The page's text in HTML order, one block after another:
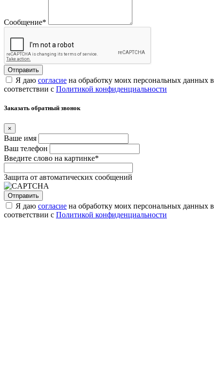
Сообщение*
Я даю согласие на обработку моих персональных данных в
соответствии с Политикой конфиденциальности
Заказать обратный звонок
×
Ваше имя
Ваш телефон
Введите слово на картинке*
Защита от автоматических сообщений
Я даю согласие на обработку моих персональных данных в
соответствии с Политикой конфиденциальности